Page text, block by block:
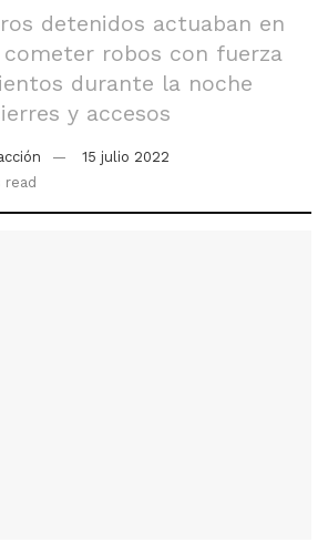
detenidos actuaban en
robos con fuerza
durante la noche
y accesos
15 julio 2022
read